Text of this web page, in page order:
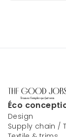
Éco
Design
Supply chain /